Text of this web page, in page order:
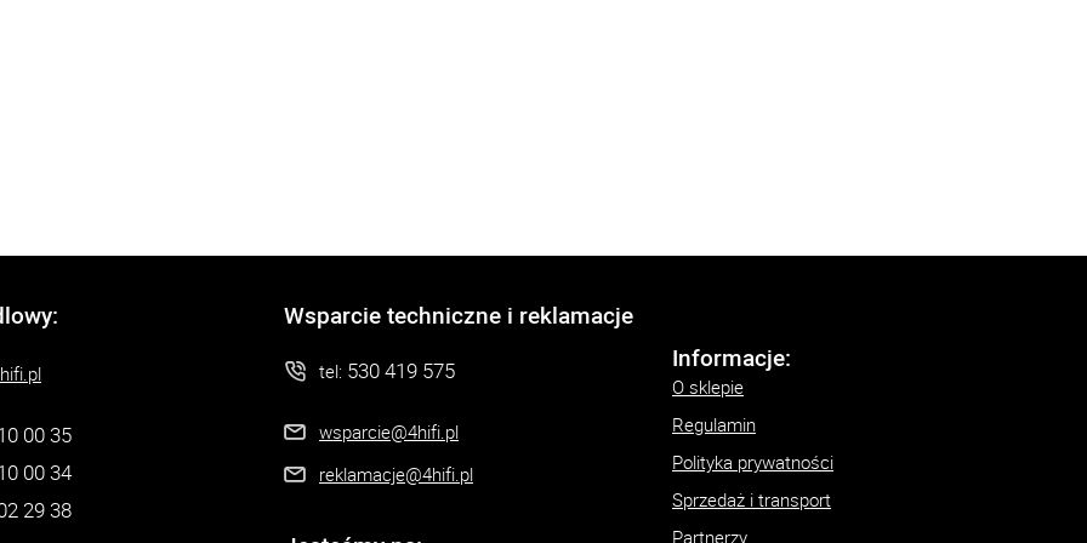
00 35
00 34
29 38
Wsparcie techniczne i reklamacje
tel: 530 419 575
wsparcie@4hifi.pl
reklamacje@4hifi.pl
Informacje:
O sklepie
Regulamin
Polityka prywatności
Sprzedaż i transport
Partnerzy